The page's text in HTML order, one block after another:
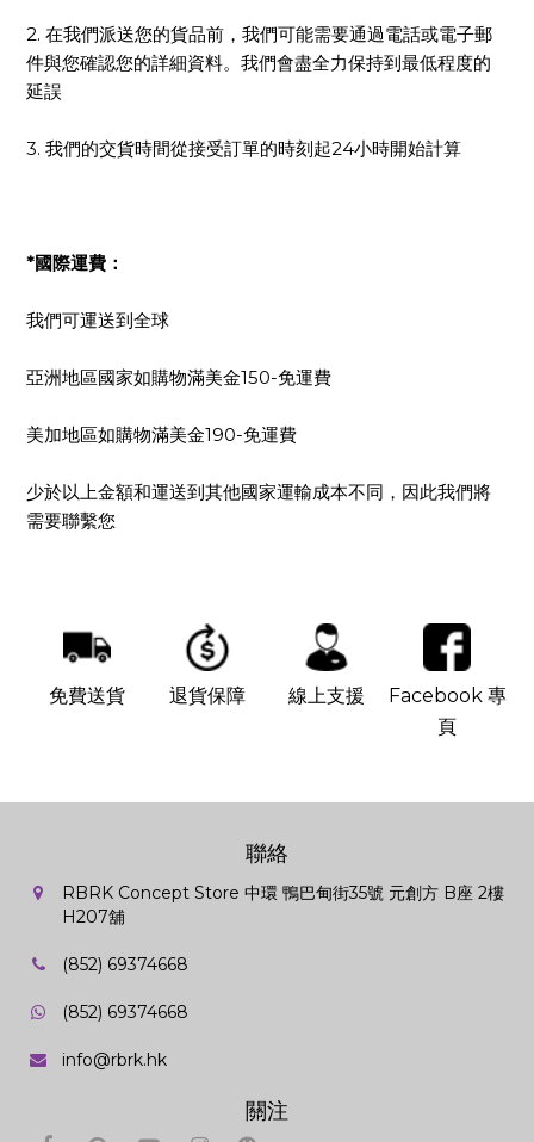
2. 在我們派送您的貨品前，我們可能需要通過電話或電子郵
件與您確認您的詳細資料。我們會盡全力保持到最低程度的
延誤
3. 我們的交貨時間從接受訂單的時刻起24小時開始計算
*國際運費：
我們可運送到全球
亞洲地區國家如購物滿美金150-免運費
美加地區如購物滿美金190-免運費
少於以上金額和運送到其他國家運輸成本不同，因此我們將
需要聯繫您
免費送貨 退貨保障 線上支援
Facebook 專
頁
聯絡
RBRK Concept Store 中環 鴨巴甸街35號 元創方 B座 2樓
H207舖
(852) 69374668
(852) 69374668
info@rbrk.hk
關注